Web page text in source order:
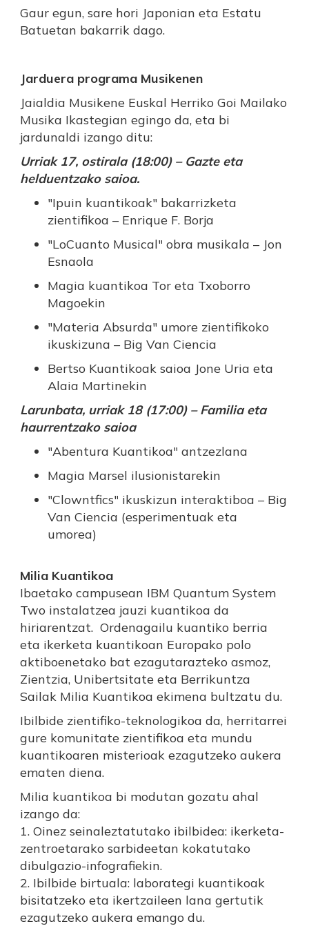
Gaur egun, sare hori Japonian eta Estatu
Batuetan bakarrik dago.
Jarduera programa Musikenen
Jaialdia Musikene Euskal Herriko Goi Mailako
Musika Ikastegian egingo da, eta bi
jardunaldi izango ditu:
Urriak 17, ostirala (18:00) – Gazte eta
helduentzako saioa.
"Ipuin kuantikoak" bakarrizketa
zientifikoa – Enrique F. Borja
"LoCuanto Musical" obra musikala – Jon
Esnaola
Magia kuantikoa Tor eta Txoborro
Magoekin
"Materia Absurda" umore zientifikoko
ikuskizuna – Big Van Ciencia
Bertso Kuantikoak saioa Jone Uria eta
Alaia Martinekin
Larunbata, urriak 18 (17:00) – Familia eta
haurrentzako saioa
"Abentura Kuantikoa" antzezlana
Magia Marsel ilusionistarekin
"Clowntfics" ikuskizun interaktiboa – Big
Van Ciencia (esperimentuak eta
umorea)
Milia Kuantikoa
Ibaetako campusean IBM Quantum System
Two instalatzea jauzi kuantikoa da
hiriarentzat. Ordenagailu kuantiko berria
eta ikerketa kuantikoan Europako polo
aktiboenetako bat ezagutarazteko asmoz,
Zientzia, Unibertsitate eta Berrikuntza
Sailak Milia Kuantikoa ekimena bultzatu du.
Ibilbide zientifiko-teknologikoa da, herritarrei
gure komunitate zientifikoa eta mundu
kuantikoaren misterioak ezagutzeko aukera
ematen diena.
Milia kuantikoa bi modutan gozatu ahal
izango da:
1. Oinez seinaleztatutako ibilbidea: ikerketa-
zentroetarako sarbideetan kokatutako
dibulgazio-infografiekin.
2. Ibilbide birtuala: laborategi kuantikoak
bisitatzeko eta ikertzaileen lana gertutik
ezagutzeko aukera emango du.